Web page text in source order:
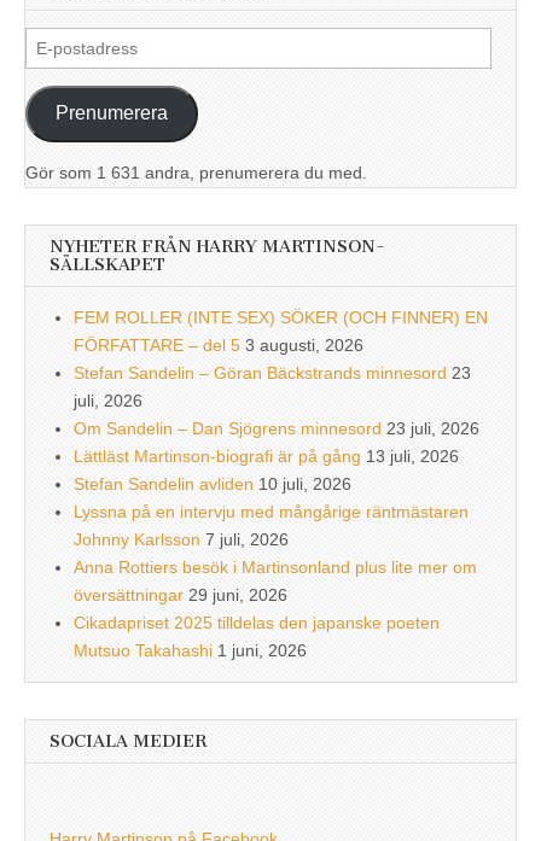
E-
postadress
Prenumerera
Gör som 1 631 andra, prenumerera du med.
NYHETER FRÅN HARRY MARTINSON-
SÄLLSKAPET
FEM ROLLER (INTE SEX) SÖKER (OCH FINNER) EN
FÖRFATTARE – del 5 3 augusti, 2026
Stefan Sandelin – Göran Bäckstrands minnesord 23
juli, 2026
Om Sandelin – Dan Sjögrens minnesord 23 juli, 2026
Lättläst Martinson-biografi är på gång 13 juli, 2026
Stefan Sandelin avliden 10 juli, 2026
Lyssna på en intervju med mångårige räntmästaren
Johnny Karlsson 7 juli, 2026
Anna Rottiers besök i Martinsonland plus lite mer om
översättningar 29 juni, 2026
Cikadapriset 2025 tilldelas den japanske poeten
Mutsuo Takahashi 1 juni, 2026
SOCIALA MEDIER